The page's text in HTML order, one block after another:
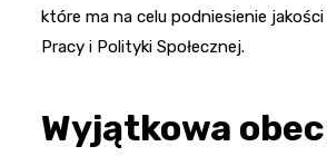
które ma na celu podniesienie
Pracy i Polityki Społecznej.
Wyjątkowa